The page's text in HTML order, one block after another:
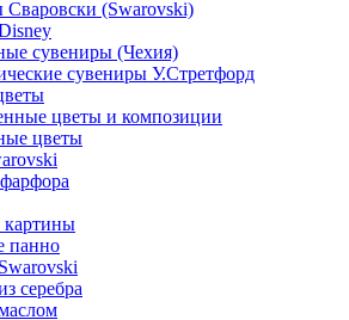
(Swarovski)
сувениры (Чехия)
сувениры У.Стретфорд
цветы и композиции
цветы
панно
серебра